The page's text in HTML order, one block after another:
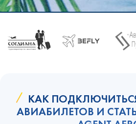
КАК
АВИАБИЛЕТОВ И